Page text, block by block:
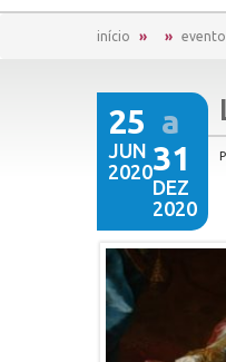
início
25
JUN
2020
a
31
DEZ
2020